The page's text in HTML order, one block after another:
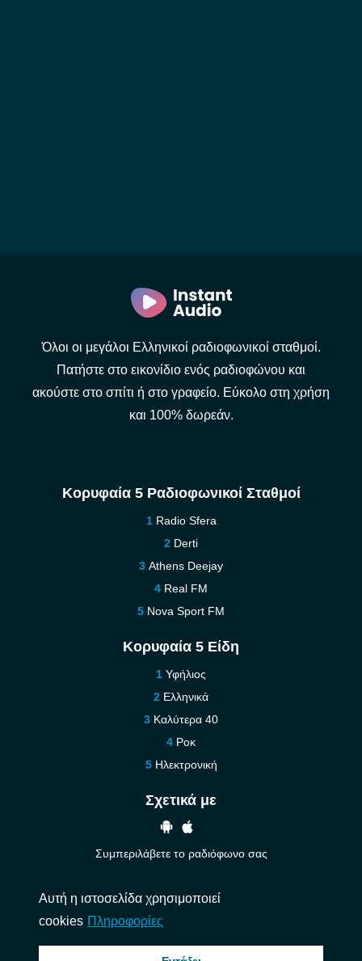
Όλοι οι μεγάλοι Ελληνικοί ραδιοφωνικοί σταθμοί.
Πατήστε στο εικονίδιο ενός ραδιοφώνου και
ακούστε στο σπίτι ή στο γραφείο. Εύκολο στη χρήση
και 100% δωρεάν.
Κορυφαία 5 Ραδιοφωνικοί Σταθμοί
Radio Sfera
Derti
Athens Deejay
Real FM
Nova Sport FM
Κορυφαία 5 Είδη
Υφήλιος
Ελληνικά
Καλύτερα 40
Ροκ
Ηλεκτρονική
Σχετικά με
Συμπεριλάβετε το ραδιόφωνο σας
Επικοινωνήστε μαζί μας
Αυτή η ιστοσελίδα χρησιμοποιεί
cookies Πληροφορίες